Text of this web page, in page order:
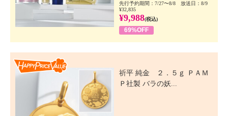
先行予約期間：7/27〜8/8 放送日：8/9
¥32,835
¥9,988(税込)
69%OFF
祈平 純金 ２．５ｇ ＰＡＭ
Ｐ社製 バラの妖...